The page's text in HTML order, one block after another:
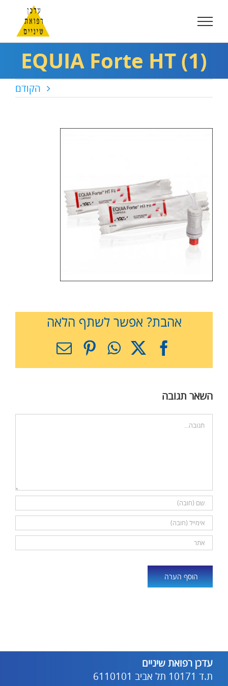
לתוכן
EQUIA Forte HT (1)
הקודם
אהבת? אפשר לשתף הלאה
Facebook
X
WhatsApp
Pinterest
כתובת
השאר תגובה
הערה
עדכן רפואת שיניים
ת.ד 10171 תל אביב 6110101